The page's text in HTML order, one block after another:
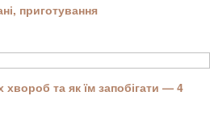
приготування
та як їм запобігати — 4